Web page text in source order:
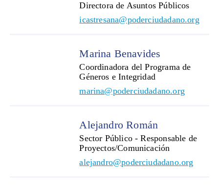
Directora de Asuntos Públicos
icastresana@poderciudadano.org
Marina Benavides
Coordinadora del Programa de
Géneros e Integridad
marina@poderciudadano.org
Alejandro Román
Sector Público - Responsable de
Proyectos/Comunicación
alejandro@poderciudadano.org